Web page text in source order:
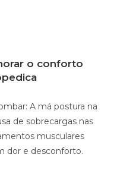
o conforto
A má postura na
de sobrecargas nas
musculares
dor e desconforto.